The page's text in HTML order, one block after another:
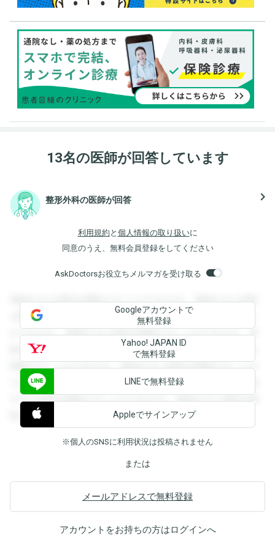
13名の医師が回答しています
整形外科の医師が回答 navigate_next
利用規約 と 個人情報の取り扱いに
同意のうえ、無料会員登録をしてください
AskDoctorsお役立ちメルマガを受け取る
登録すると回答を閲覧することができます。登録すると回答
を閲覧することができます。登録すると回答を閲覧すること
ができます。登録すると回答を閲覧することができます。登
録すると回答を閲覧することができます。登録すると回答を
閲覧することができます。登録すると回答を閲覧することが
できます。登録すると回答を閲覧することができます。登録
すると回答を閲覧することができます。登録すると回答を閲
覧することができます。
Googleアカウントで
無料登録
Yahoo! JAPAN ID
で無料登録
LINEで無料登録
Appleでサインアップ
※個人のSNSに利用状況は投稿されません
または
メールアドレスで無料登録
アカウントをお持ちの方はログインへ